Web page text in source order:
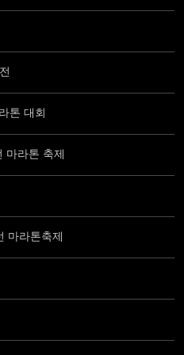
톤 대회
마라톤 축제
마라톤축제